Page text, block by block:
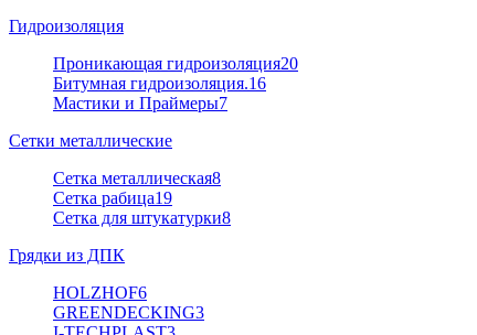
Гидроизоляция
Проникающая гидроизоляция20
Битумная гидроизоляция.16
Мастики и Праймеры7
Сетки металлические
Сетка металлическая8
Сетка рабица19
Сетка для штукатурки8
Грядки из ДПК
HOLZHOF6
GREENDECKING3